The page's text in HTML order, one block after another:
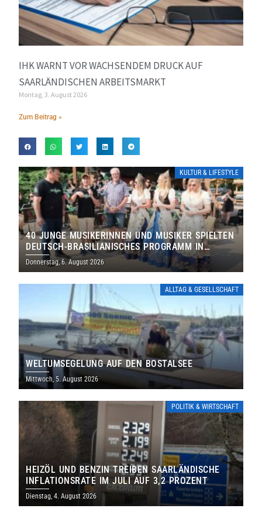
IHK WARNT VOR WACHSENDEM DRUCK AUF
SAARLÄNDISCHEN ARBEITSMARKT
Montag, 3. August 2026
Zum Beitrag »
KULTUR & LIFESTYLE
40 JUNGE MUSIKERINNEN UND MUSIKER SPIELTEN
DEUTSCH-BRASILIANISCHES PROGRAMM IN
THOLEY
Donnerstag, 6. August 2026
ALLTAG & GESELLSCHAFT
WELTUMSEGELUNG AUF DEN BOSTALSEE
Mittwoch, 5. August 2026
POLITIK & WIRTSCHAFT
HEIZÖL UND BENZIN TREIBEN SAARLÄNDISCHE
INFLATIONSRATE IM JULI AUF 3,2 PROZENT
Dienstag, 4. August 2026